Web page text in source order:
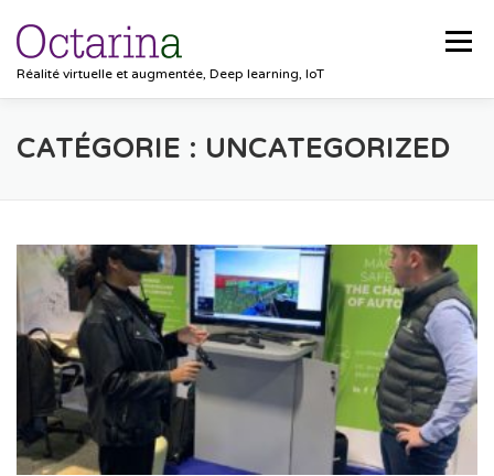
Réalité virtuelle et augmentée, Deep learning, IoT
Menu
ACCUEIL PROJETS SOLUTIONS
CONTACT
CATÉGORIE : UNCATEGORIZED